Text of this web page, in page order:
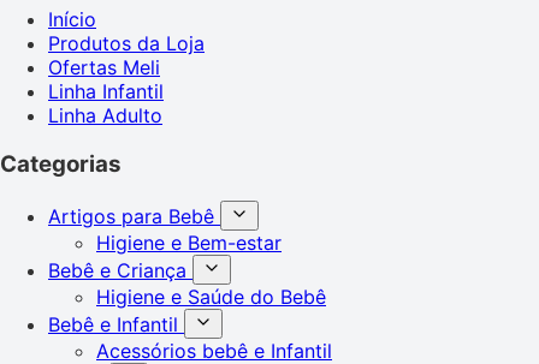
Início
Produtos da Loja
Ofertas Meli
Linha Infantil
Linha Adulto
Categorias
Artigos para Bebê
Higiene e Bem-estar
Bebê e Criança
Higiene e Saúde do Bebê
Bebê e Infantil
Acessórios bebê e Infantil